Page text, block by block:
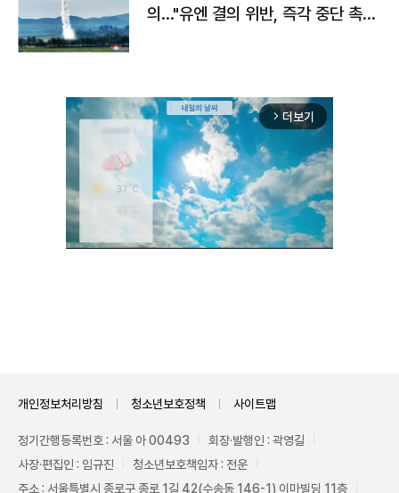
의…"유엔 결의 위반, 즉각 중단 촉
arrow_forward_ios 더보기
개인정보처리방침 청소년보호정책 사이트맵
정기간행등록번호 : 서울 아 00493
회장·발행인 : 곽영길
사장·편집인 : 임규진
청소년보호책임자 : 전운
주소 : 서울특별시 종로구 종로 1길 42(수송동 146-1) 이마빌딩 11층